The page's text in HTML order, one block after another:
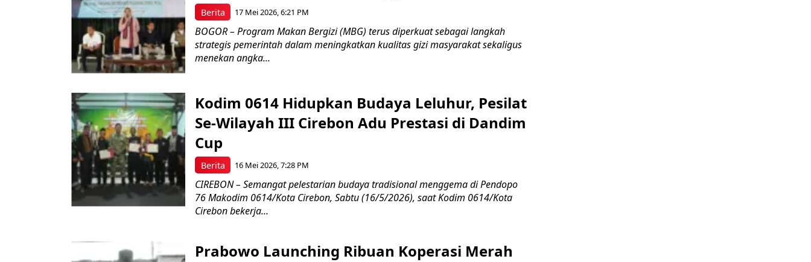
Berita 17 Mei 2026, 6:21 PM
BOGOR – Program Makan Bergizi (MBG) terus diperkuat sebagai langkah
strategis pemerintah dalam meningkatkan kualitas gizi masyarakat sekaligus
menekan angka...
Berita
Kodim 0614 Hidupkan Budaya Leluhur, Pesilat
Se-Wilayah III Cirebon Adu Prestasi di Dandim
Cup
16 Mei 2026, 7:28 PM
CIREBON – Semangat pelestarian budaya tradisional menggema di Pendopo
76 Makodim 0614/Kota Cirebon, Sabtu (16/5/2026), saat Kodim 0614/Kota
Cirebon bekerja...
Prabowo Launching Ribuan Koperasi Merah